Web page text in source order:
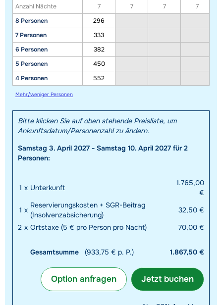
Anzahl Nächte
8 Personen
7 Personen
6 Personen
5 Personen
4 Personen
7
7 7
7
296
333
382
450
552
Mehr/weniger Personen
Bitte klicken Sie auf oben stehende Preisliste, um
Ankunftsdatum/Personenzahl zu ändern.
Samstag 3. April 2027 - Samstag 10. April 2027 für 2
Personen:
1 x Unterkunft
1.765,00
€
1 x
Reservierungskosten + SGR-Beitrag
(Insolvenzabsicherung)
32,50 €
2 x Ortstaxe (5 € pro Person pro Nacht) 70,00 €
Gesamtsumme (933,75 € p. P.) 1.867,50 €
Jetzt buchen
Option anfragen